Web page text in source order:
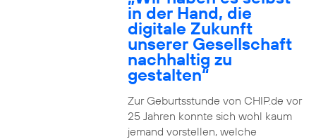
in der Hand, die
digitale Zukunft
unserer Gesellschaft
nachhaltig zu
gestalten“
Zur Geburtsstunde von CHIP.de vor
25 Jahren konnte sich wohl kaum
jemand vorstellen, welche